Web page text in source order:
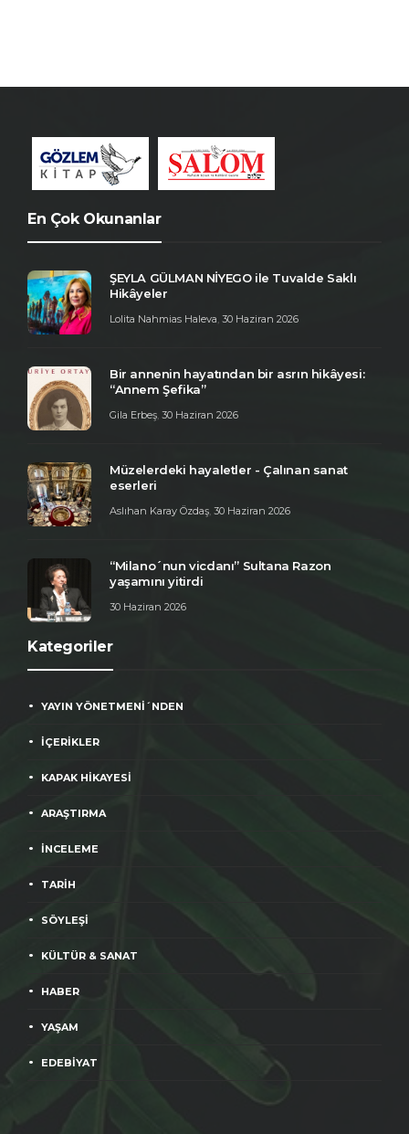
En Çok Okunanlar
ŞEYLA GÜLMAN NİYEGO ile Tuvalde Saklı
Hikâyeler
Lolita Nahmias Haleva 30 Haziran 2026
Bir annenin hayatından bir asrın hikâyesi:
“Annem Şefika”
Gila Erbeş 30 Haziran 2026
Müzelerdeki hayaletler - Çalınan sanat
eserleri
Aslıhan Karay Özdaş 30 Haziran 2026
“Milano´nun vicdanı” Sultana Razon
yaşamını yitirdi
30 Haziran 2026
Kategoriler
YAYIN YÖNETMENİ´NDEN
İÇERİKLER
KAPAK HİKAYESİ
ARAŞTIRMA
İNCELEME
TARİH
SÖYLEŞİ
KÜLTÜR & SANAT
HABER
YAŞAM
EDEBİYAT